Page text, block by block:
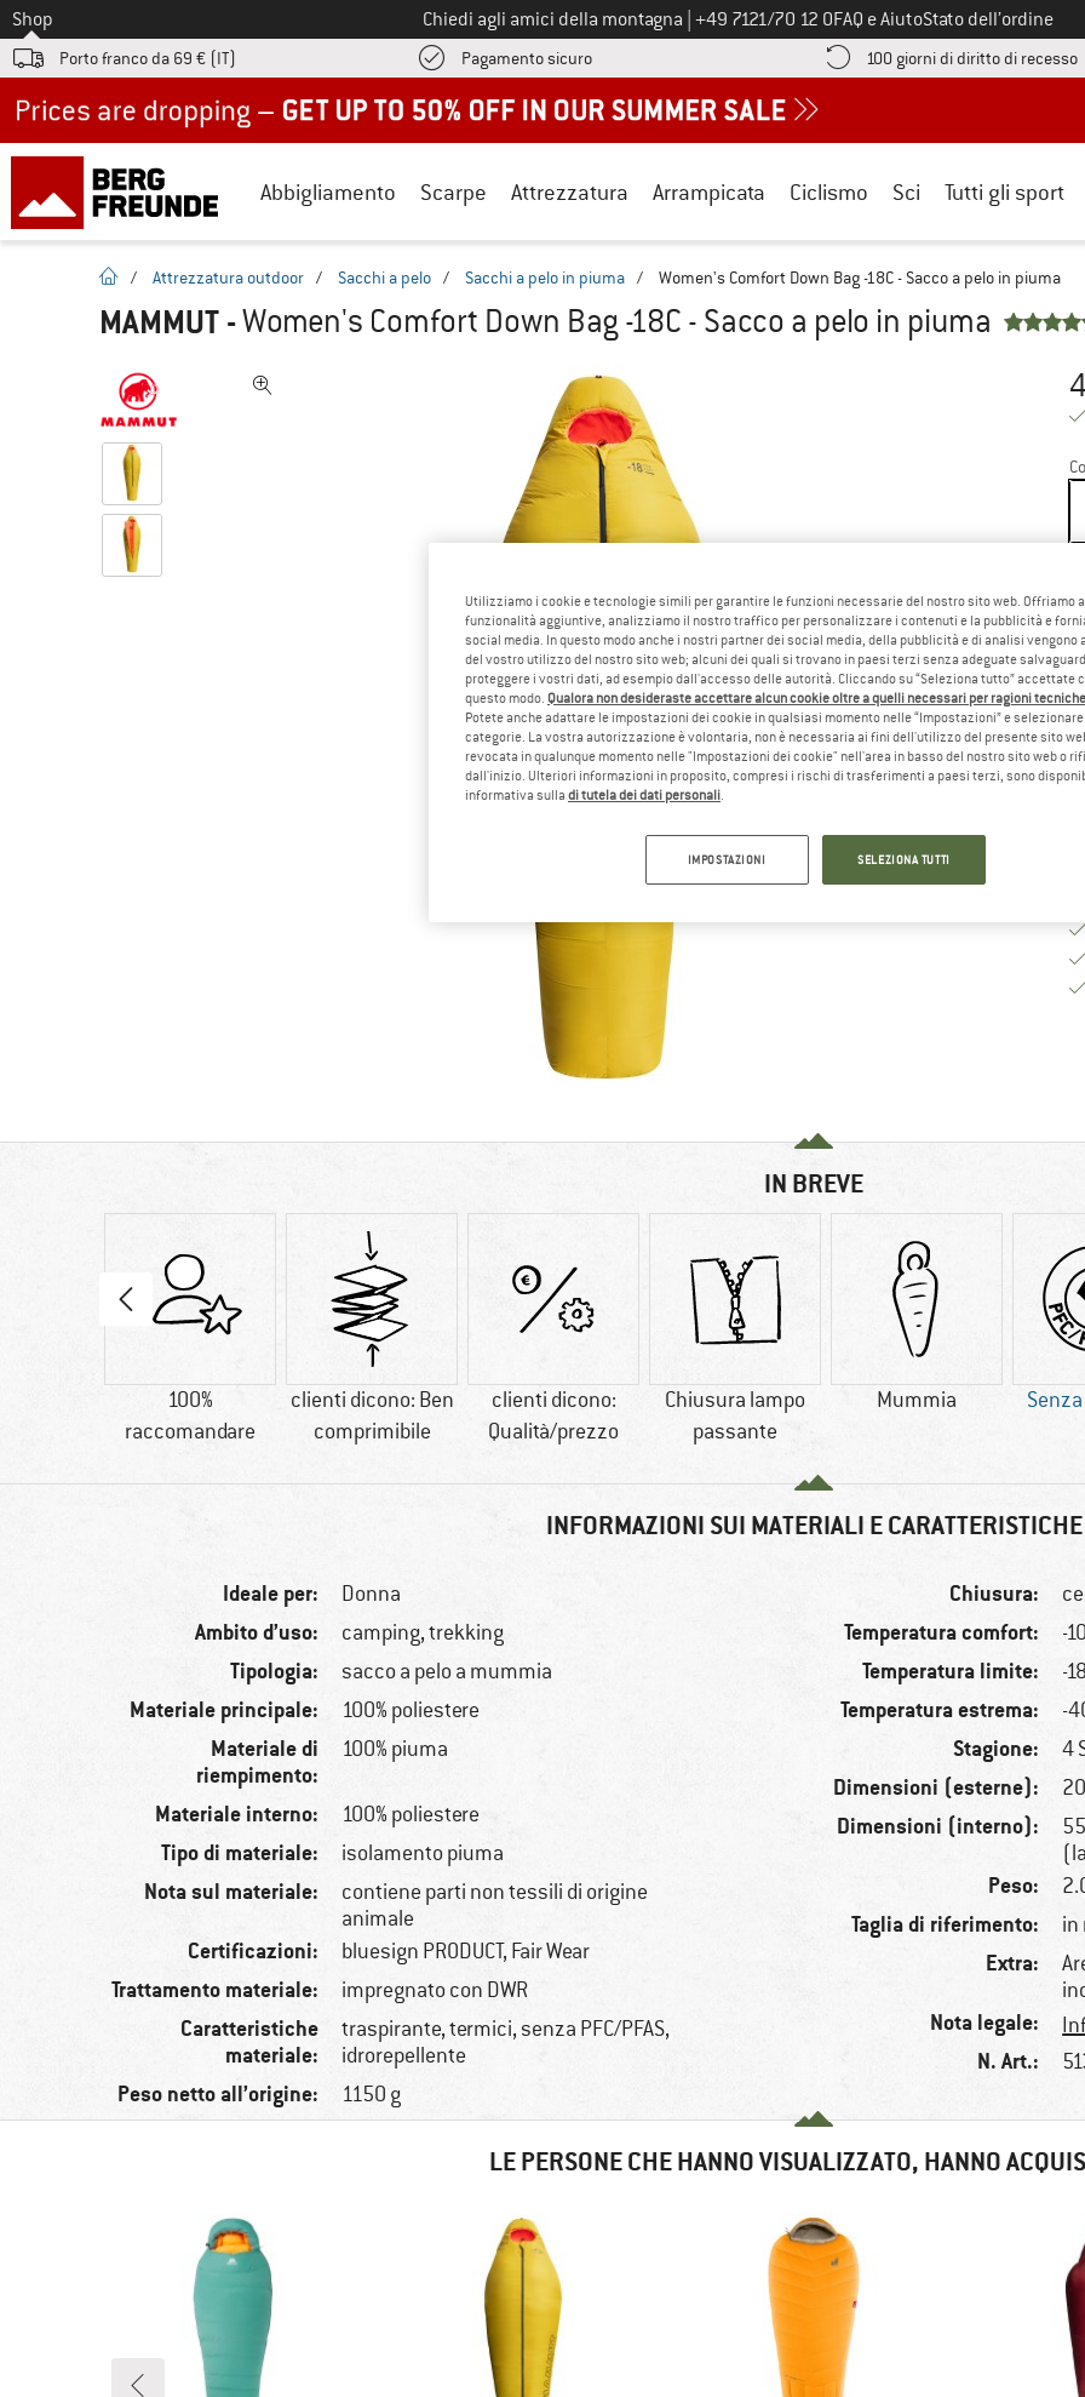
Allo
Shop Chiedi agli amici della montagna Chiamaci al numero
+49 7121/70 12 0FAQ e AiutoStato dell’ordine
Porto franco da 69 € (IT) Pagamento sicuroQui trovi le informazioni di pagamento! Si apre in una casella
100 giorni di diritto di recesso
Abbigliamento Scarpe Attrezzatura Arrampicata Ciclismo Sci Tutti gli sport
pagina iniziale
/ Attrezzatura outdoor / Sacchi a pelo / Sacchi a pelo in piuma / Women's Comfort Down Bag -18C - Sacco a pelo in piuma
MAMMUT -Women's Comfort Down Bag -18C - Sacco a pelo in piuma
IN BREVE
100%
raccomandare
clienti dicono: Ben
comprimibile
clienti dicono:
Qualità/prezzo
Chiusura lampo
passante
Mummia Senza
INFORMAZIONI SUI MATERIALI E CARATTERISTICHE
Ideale per: Donna
Ambito d’uso: camping, trekking
Tipologia: sacco a pelo a mummia
Materiale principale: 100% poliestere
Materiale di
riempimento:
100% piuma
Materiale interno: 100% poliestere
Tipo di materiale: isolamento piuma
Nota sul materiale:
contiene parti non tessili di origine
animale
Certificazioni: bluesign PRODUCT, Fair Wear
Trattamento materiale: impregnato con DWR
Caratteristiche
materiale:
traspirante, termici, senza PFC/PFAS,
idrorepellente
Peso netto all’origine: 1150 g
Chiusura:
Temperatura comfort: -
Temperatura limite: -
Temperatura estrema: -
Stagione: 4
Dimensioni (esterne):
Dimensioni (interno):
Peso:
Taglia di riferimento: in
Extra:
Nota legale:
N. Art.:
LE PERSONE CHE HANNO VISUALIZZATO, HANNO
Utilizziamo i cookie e tecnologie simili per garantire le funzioni necessarie del nostro sito web. Offriamo
funzionalità aggiuntive, analizziamo il nostro traffico per personalizzare i contenuti e la pubblicità e
social media. In questo modo anche i nostri partner dei social media, della pubblicità e di analisi vengono
del vostro utilizzo del nostro sito web; alcuni dei quali si trovano in paesi terzi senza adeguate
proteggere i vostri dati, ad esempio dall'accesso delle autorità. Cliccando su “Seleziona tutto” accettate
questo modo. Qualora non desideraste accettare alcun cookie oltre a quelli necessari per ragioni
Potete anche adattare le impostazioni dei cookie in qualsiasi momento nelle “Impostazioni” e
categorie. La vostra autorizzazione è volontaria, non è necessaria ai fini dell'utilizzo del presente sito
revocata in qualunque momento nelle "Impostazioni dei cookie" nell'area in basso del nostro sito web o
dall'inizio. Ulteriori informazioni in proposito, compresi i rischi di trasferimenti a paesi terzi, sono
informativa sulla di tutela dei dati personali.
IMPOSTAZIONI SELEZIONA TUTTI